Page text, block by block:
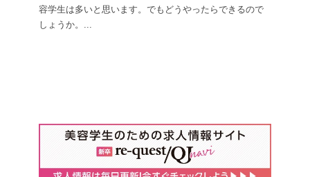
容学生は多いと思います。でもどうやったらできるので
しょうか。...